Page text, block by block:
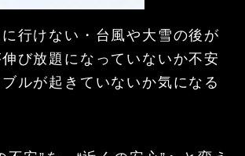
行けない ・台風や大雪の後が
伸び放題になっていないか不安
ブルが起きていないか気になる